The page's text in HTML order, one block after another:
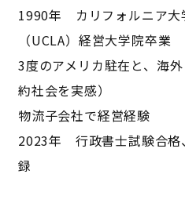
1990年 カリフォルニア大
（UCLA）経営大学院卒業
3度のアメリカ駐在と、海
約社会を実感）
物流子会社で経営経験
2023年 行政書士試験合格
録